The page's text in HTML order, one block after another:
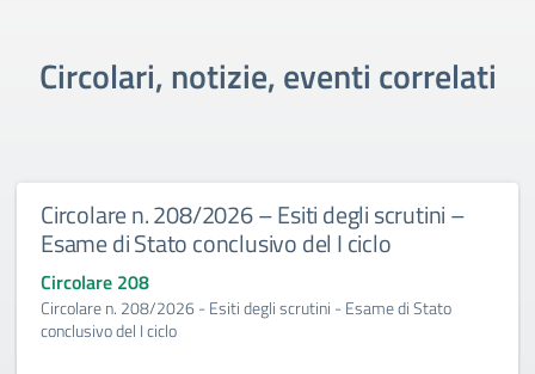
Circolari, notizie, eventi correlati
Circolare n. 208/2026 – Esiti degli scrutini –
Esame di Stato conclusivo del I ciclo
Circolare 208
Circolare n. 208/2026 - Esiti degli scrutini - Esame di Stato
conclusivo del I ciclo